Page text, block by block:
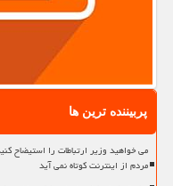
پربیننده ترین ها
می خواهید وزیر ارتباطات را استیضاح
مردم از اینترنت کوتاه نمی آید